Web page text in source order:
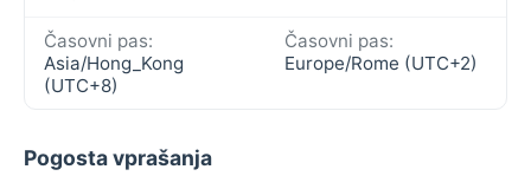
Časovni pas:
Asia/Hong_Kong
(UTC+8)
Časovni pas:
Europe/Rome (UTC+2)
Pogosta vprašanja